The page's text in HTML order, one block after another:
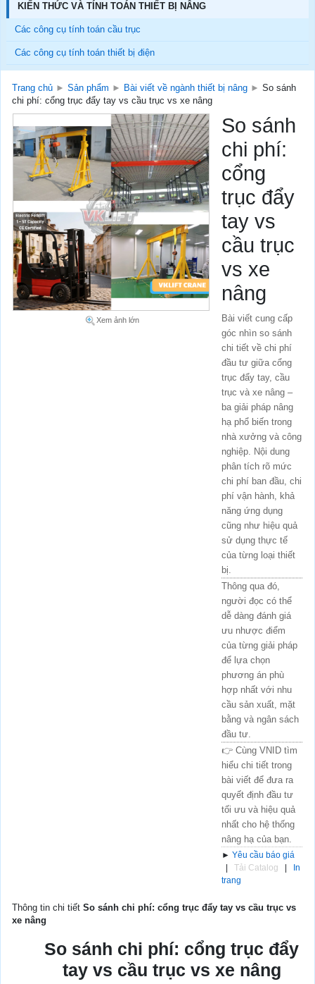
KIẾN THỨC VÀ TÍNH TOÁN THIẾT BỊ NÂNG
Các công cụ tính toán cầu trục
Các công cụ tính toán thiết bị điện
Trang chủ ► Sản phẩm ► Bài viết về ngành thiết bị nâng ► So sánh
chi phí: cổng trục đẩy tay vs cầu trục vs xe nâng
Xem ảnh lớn
So sánh
chi phí:
cổng
trục đẩy
tay vs
cầu trục
vs xe
nâng
Bài viết cung cấp
góc nhìn so sánh
chi tiết về chi phí
đầu tư giữa cổng
trục đẩy tay, cầu
trục và xe nâng –
ba giải pháp nâng
hạ phổ biến trong
nhà xưởng và công
nghiệp. Nội dung
phân tích rõ mức
chi phí ban đầu, chi
phí vận hành, khả
năng ứng dụng
cũng như hiệu quả
sử dụng thực tế
của từng loại thiết
bị.
Thông qua đó,
người đọc có thể
dễ dàng đánh giá
ưu nhược điểm
của từng giải pháp
để lựa chọn
phương án phù
hợp nhất với nhu
cầu sản xuất, mặt
bằng và ngân sách
đầu tư.
👉 Cùng VNID tìm
hiểu chi tiết trong
bài viết để đưa ra
quyết định đầu tư
tối ưu và hiệu quả
nhất cho hệ thống
nâng hạ của bạn.
► Yêu cầu báo giá
Tải Catalog
In
trang
Thông tin chi tiết So sánh chi phí: cổng trục đẩy tay vs cầu trục vs
xe nâng
So sánh chi phí: cổng trục đẩy
tay vs cầu trục vs xe nâng